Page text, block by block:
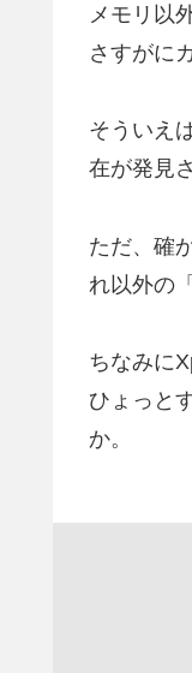
メモリ以
さすがに
そういえ
在が発見
ただ、確
れ以外の
ちなみに
ひょっと
か。